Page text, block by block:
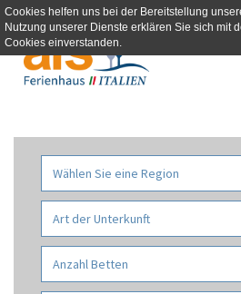
Cookies helfen uns bei der Bereitstellung
Nutzung unserer Dienste erklären Sie sich mit
Cookies einverstanden.
Wählen Sie eine Region
Art der Unterkunft
Anzahl Betten